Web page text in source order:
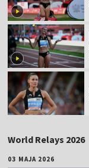
World Relays 2026
03 MAJA 2026